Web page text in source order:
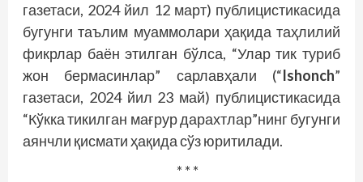
газетаси, 2024 йил 12 март) публицистикасида
бугунги таълим муаммолари ҳақида таҳлилий
фикрлар баён этилган бўлса, “Улар тик туриб
жон бермасинлар” сарлавҳали (“Ishonch”
газетаси, 2024 йил 23 май) публицистикасида
“Кўкка тикилган мағрур дарахтлар”нинг бугунги
аянчли қисмати ҳақида сўз юритилади.
* * *